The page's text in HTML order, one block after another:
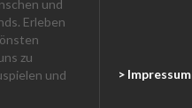
und
Erleben
zu
und
> Impressum